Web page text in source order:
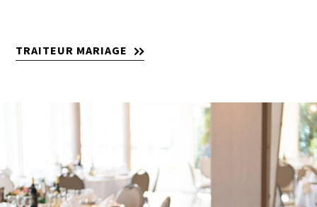
TRAITEUR MARIAGE